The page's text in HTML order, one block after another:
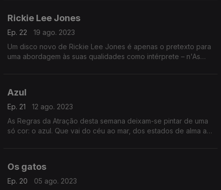
Rickie Lee Jones
Ep. 22
19 ago. 2023
Um disco novo de Rickie Lee Jones é apenas o pretexto para
uma abordagem às suas qualidades como intérprete – n'As
Azul
Ep. 21
12 ago. 2023
As Regras da Atração desta semana deixam-se pintar de uma
só cor: o azul. Que vai do céu ao mar, dos estados de alma ao
Os gatos
Ep. 20
05 ago. 2023